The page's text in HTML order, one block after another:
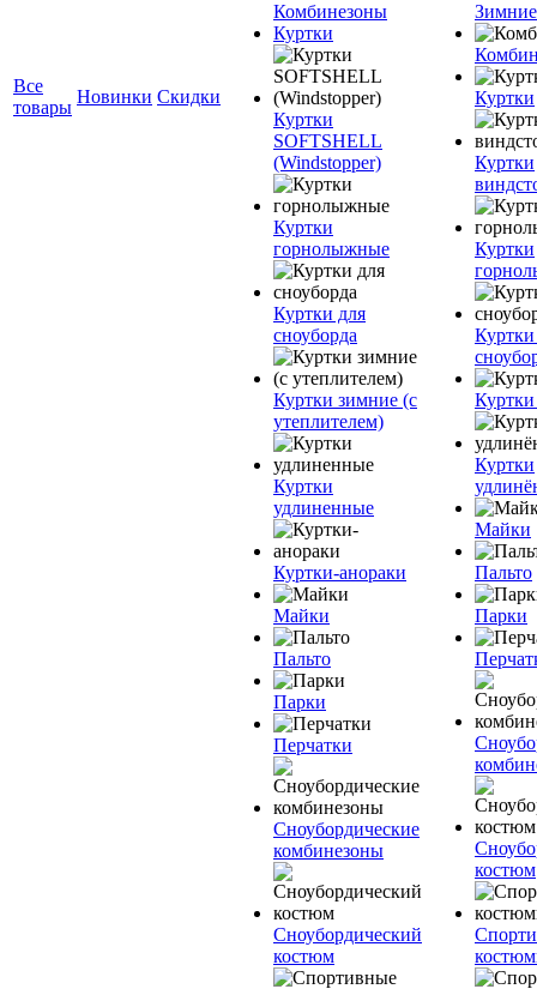
Все
товары
Новинки Скидки
Комбинезоны
Куртки
Куртки
SOFTSHELL
(Windstopper)
Куртки
горнолыжные
Куртки для
сноуборда
Куртки зимние (с
утеплителем)
Куртки
удлиненные
Куртки-анораки
Майки
Пальто
Парки
Перчатки
Сноубордические
комбинезоны
Сноубордический
костюм
Куртки
Куртки
Куртки
Куртки
Куртки
Майки
Пальто
Парки
костюм